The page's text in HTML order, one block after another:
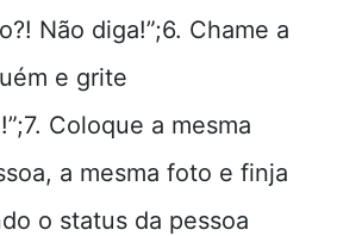
Não diga!”;6. Chame a
e grite
Coloque a mesma
a mesma foto e finja
o status da pessoa